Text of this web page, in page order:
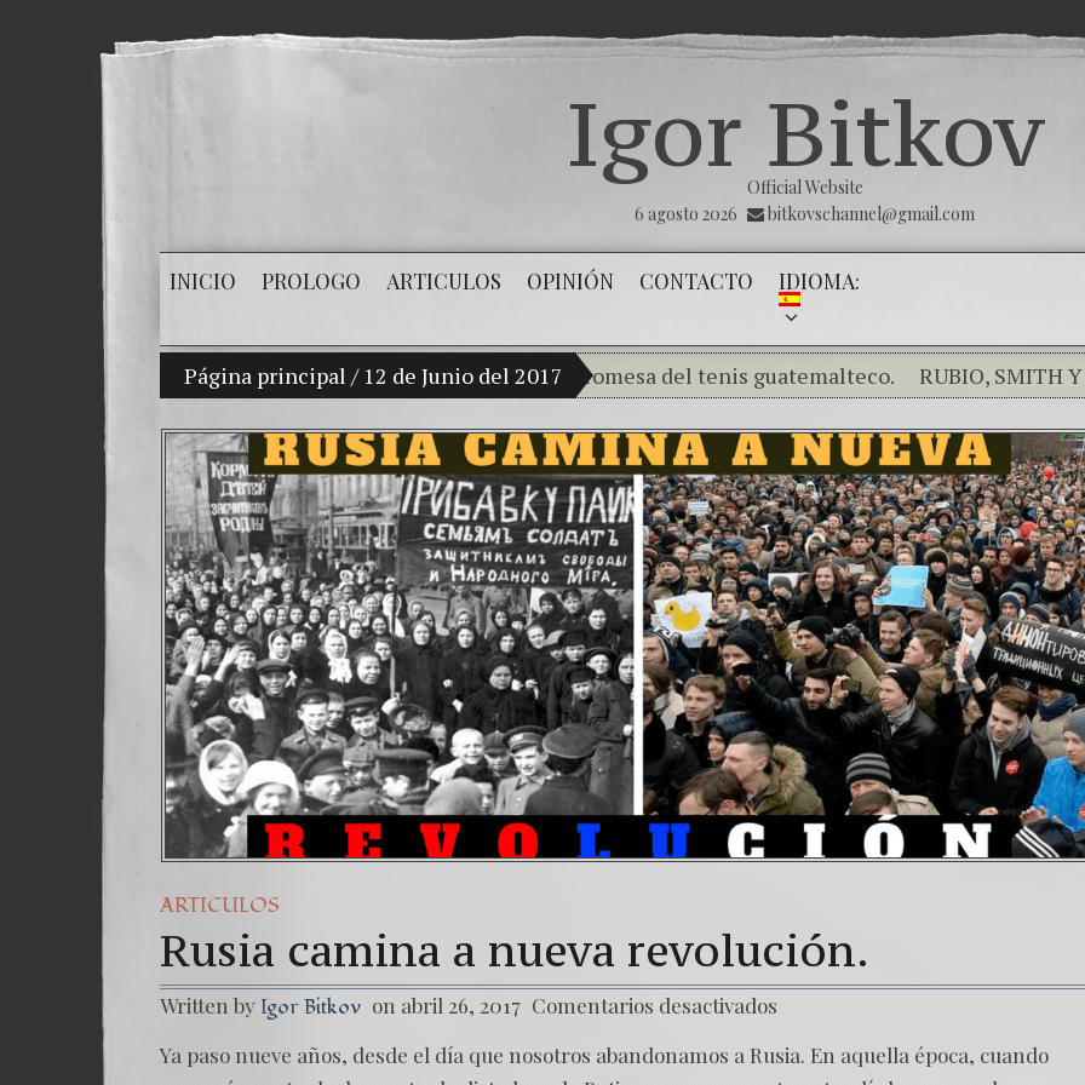
Igor Bitkov
Official Website
6 agosto 2026
bitkovschannel@gmail.com
INICIO PROLOGO ARTICULOS OPINIÓN CONTACTO IDIOMA:
Página principal / 12 de Junio del 2017
Mi hijo Vladimir Bitkov, una promesa del tenis guatemalteco.
RUBIO, SMITH Y
THE
¿Cómo el banco mafioso de Putin sigue alterando
El Día de la Victoria
Con esta injusticia todos
Una señal de tiempos peligrosos – Caso Bitkov por
7. NUESTRA LUCHA CONTRA DICTADURA MÁS
ARTICULOS
Rusia camina a nueva revolución.
Written by Igor Bitkov on abril 26, 2017 Comentarios desactivados
Ya paso nueve años, desde el día que nosotros abandonamos a Rusia. En aquella época, cuando